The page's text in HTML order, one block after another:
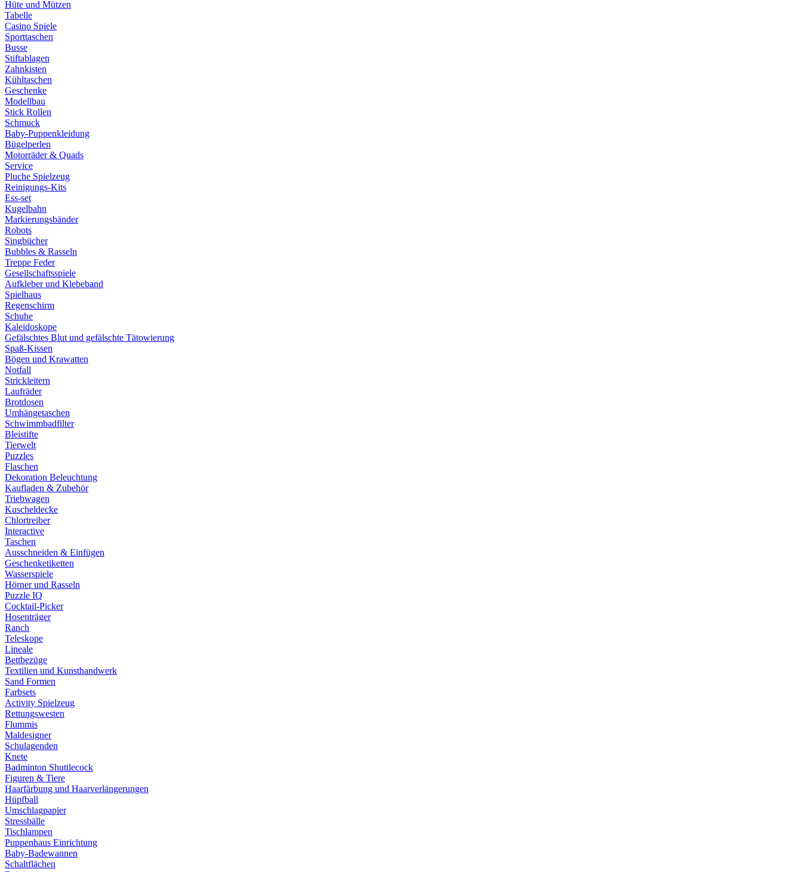
Hüte und Mützen
Tabelle
Casino Spiele
Sporttaschen
Busse
Stiftablagen
Zahnkisten
Kühltaschen
Geschenke
Modellbau
Stick Rollen
Schmuck
Baby-Puppenkleidung
Bügelperlen
Motorräder & Quads
Service
Pluche Spielzeug
Reinigungs-Kits
Ess-set
Kugelbahn
Markierungsbänder
Robots
Singbücher
Bubbles & Rasseln
Treppe Feder
Gesellschaftsspiele
Aufkleber und Klebeband
Spielhaus
Regenschirm
Schuhe
Kaleidoskope
Gefälschtes Blut und gefälschte Tätowierung
Spaß-Kissen
Bögen und Krawatten
Notfall
Strickleitern
Laufräder
Brotdosen
Umhängetaschen
Schwimmbadfilter
Bleistifte
Tierwelt
Puzzles
Flaschen
Dekoration Beleuchtung
Kaufladen & Zubehör
Triebwagen
Kuscheldecke
Chlortreiber
Interactive
Taschen
Ausschneiden & Einfügen
Geschenketiketten
Wasserspiele
Hörner und Rasseln
Puzzle IQ
Cocktail-Picker
Hosenträger
Ranch
Teleskope
Lineale
Bettbezüge
Textilien und Kunsthandwerk
Sand Formen
Farbsets
Activity Spielzeug
Rettungswesten
Flummis
Maldesigner
Schulagenden
Knete
Badminton Shuttlecock
Figuren & Tiere
Haarfärbung und Haarverlängerungen
Hüpfball
Umschlagpapier
Stressbälle
Tischlampen
Puppenhaus Einrichtung
Baby-Badewannen
Schaltflächen